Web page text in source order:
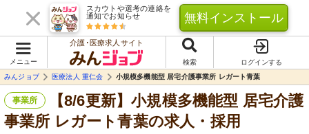
スカウトや選考の連絡を
通知でお知らせ
無料インストール
メニュー
介護･医療求人サイト
検索
ログインする
みんジョブ
医療法人 重仁会 小規模多機能型 居宅介護事業所 レガート青葉
事業所
【8/6更新】小規模多機能型 居宅介護
事業所 レガート青葉の求人・採用